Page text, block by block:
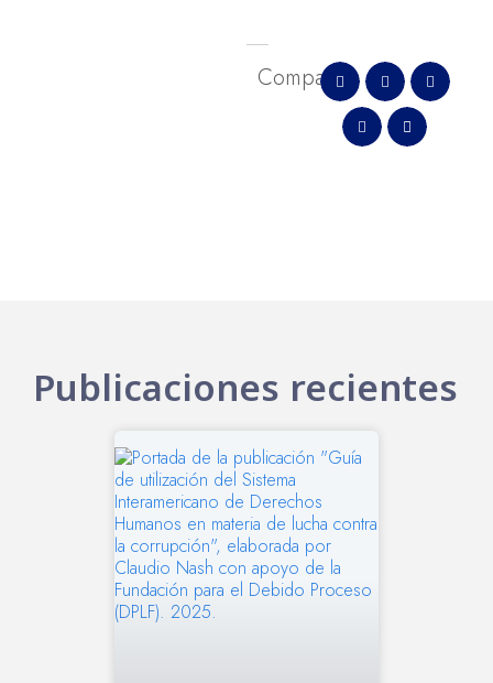
Comparte
Publicaciones recientes